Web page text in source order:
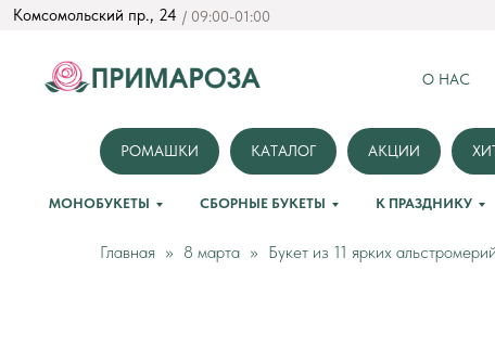
/ 09:00-01:00
Комсомольский пр., 24
О НАС
РОМАШКИ КАТАЛОГ АКЦИИ
МОНОБУКЕТЫ СБОРНЫЕ БУКЕТЫ К ПРАЗДНИКУ
Главная 8 марта Букет из 11 ярких